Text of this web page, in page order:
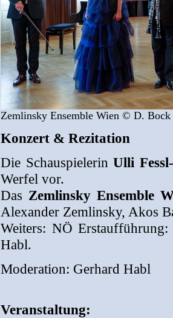
Zemlinsky Ensemble Wien © D. Bock
Konzert & Rezitation
Die SchauspielerinUlli
Werfel vor.
Das Zemlinsky Ensemble
Alexander Zemlinsky, Akos
Weiters: NÖ
Habl.
Moderation: Gerhard Habl
Veranstaltung: